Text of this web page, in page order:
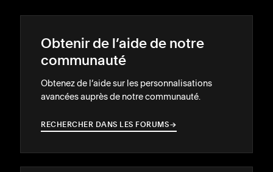
Obtenir de l’aide de notre
communauté
Obtenez de l’aide sur les personnalisations
avancées auprès de notre communauté.
RECHERCHER DANS LES FORUMS→
→